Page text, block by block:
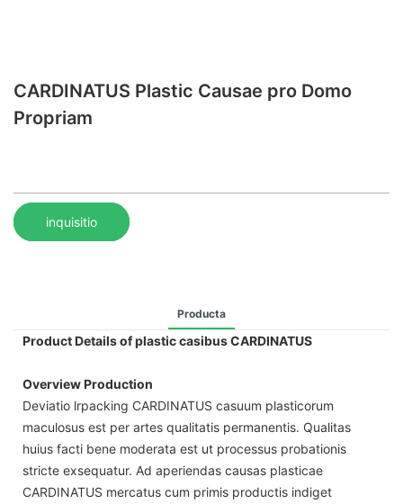
CARDINATUS Plastic Causae pro Domo
Propriam
inquisitio
Producta
Product Details of plastic casibus CARDINATUS
Overview Production
Deviatio lrpacking CARDINATUS casuum plasticorum
maculosus est per artes qualitatis permanentis. Qualitas
huius facti bene moderata est ut processus probationis
stricte exsequatur. Ad aperiendas causas plasticae
CARDINATUS mercatus cum primis productis indiget